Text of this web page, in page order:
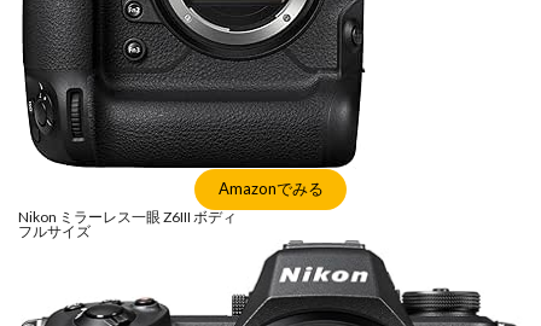
Amazonでみる
Nikon ミラーレス一眼 Z6III ボディ
フルサイズ